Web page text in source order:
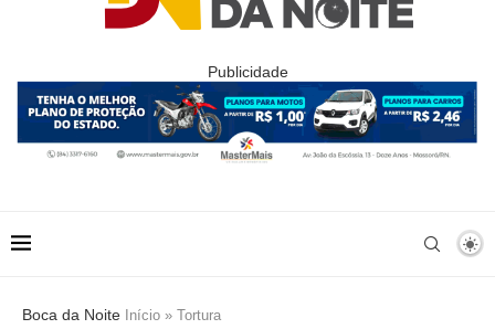
Publicidade
Boca da Noite Início » Tortura